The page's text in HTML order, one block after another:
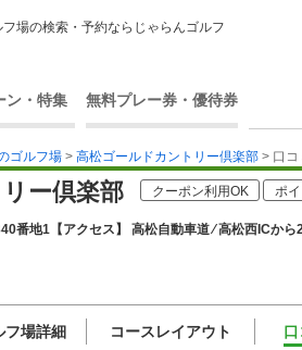
フ場の検索・予約ならじゃらんゴルフ
ン・特集 無料プレー券・優待券
ゴルフ場 > 高松ゴールドカントリー倶楽部 > 口コ
ー倶楽部 クーポン利用OK ポ
番地1 【アクセス】 高松自動車道 ⁄ 高松西ICか
フ場詳細 コースレイアウト 口